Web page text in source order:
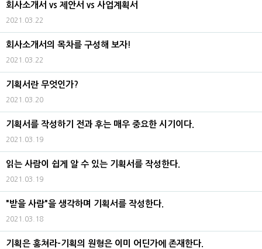
회사소개서 vs 제안서 vs 사업계획서
2021.03.22
회사소개서의 목차를 구성해 보자!
2021.03.22
기획서란 무엇인가?
2021.03.20
기획서를 작성하기 전과 후는 매우 중요한 시기이다.
2021.03.19
읽는 사람이 쉽게 알 수 있는 기획서를 작성한다.
2021.03.19
"받을 사람"을 생각하며 기획서를 작성한다.
2021.03.18
기획은 훔쳐라-기획의 원형은 이미 어딘가에 존재한다.